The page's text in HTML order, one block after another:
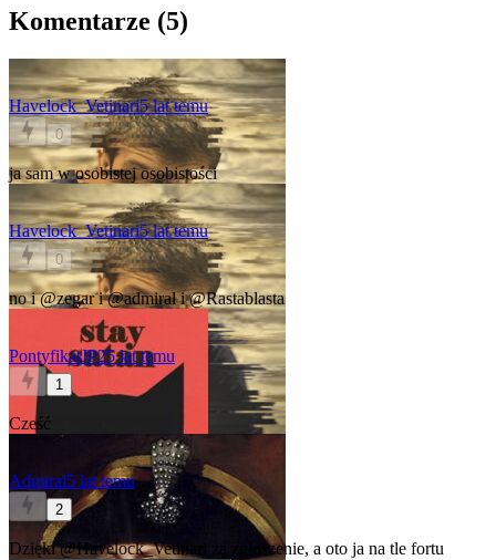
Komentarze (5)
Havelock_Vetinari5 lat temu
0
ja sam w osobistej osobistości
Havelock_Vetinari5 lat temu
0
no i@zegari@admirali@Rastablasta
PontyfikatJP25 lat temu
1
Cześć
Admiral5 lat temu
2
Dzięki@Havelock_Vetinari za zgłoszenie, a oto ja na tle fortu